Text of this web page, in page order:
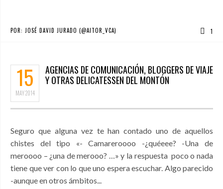
POR: JOSÉ DAVID JURADO (@AITOR_VCA) 1
15
MAY2014
AGENCIAS DE COMUNICACIÓN, BLOGGERS DE VIAJE
Y OTRAS DELICATESSEN DEL MONTÓN
Seguro que alguna vez te han contado uno de aquellos
chistes del tipo «- Camareroooo -¿quéeee? -Una de
meroooo – ¿una de merooo? …» y la respuesta poco o nada
tiene que ver con lo que uno espera escuchar. Algo parecido
-aunque en otros ámbitos...